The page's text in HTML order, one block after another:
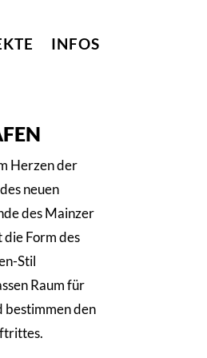
INFOS
Herzen der
neuen
des Mainzer
Form des
Stil
Raum für
bestimmen den